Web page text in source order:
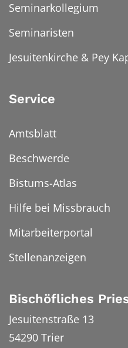
Seminarkollegium
Seminaristen
Jesuitenkirche & Pey
Service
Amtsblatt
Beschwerde
Bistums-Atlas
Hilfe bei Missbrauch
Mitarbeiterportal
Stellenanzeigen
Bischöfliches
Jesuitenstraße 13
54290 Trier